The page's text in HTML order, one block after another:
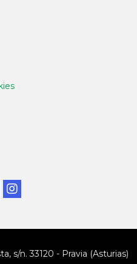
s/n. 33120 - Pravia (Asturias)